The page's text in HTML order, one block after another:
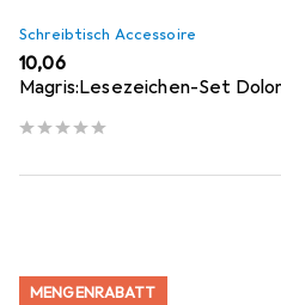
Schreibtisch Accessoire
EUR
10,06
Magris:Lesezeichen-Set
MENGENRABATT